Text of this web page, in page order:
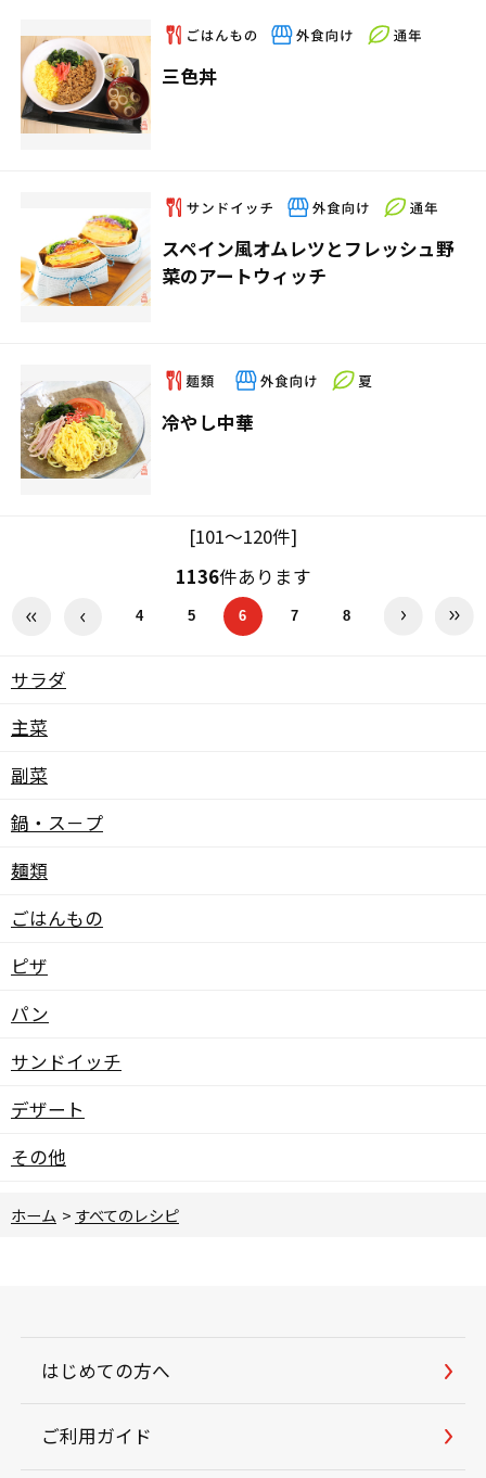
三色丼
スペイン風オムレツとフレッシュ野
菜のアートウィッチ
冷やし中華
[101～120件]
1136件あります
4 5 6 7 8
サラダ
主菜
副菜
鍋・ス－プ
麺類
ごはんもの
ピザ
パン
サンドイッチ
デザート
その他
ホーム > すべてのレシピ
はじめての方へ
ご利用ガイド